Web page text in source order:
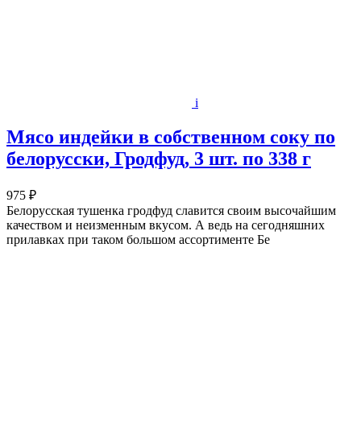
i
Мясо индейки в собственном соку по
белорусски, Гродфуд, 3 шт. по 338 г
975 ₽
Белорусская тушенка гродфуд славится своим высочайшим
качеством и неизменным вкусом. А ведь на сегодняшних
прилавках при таком большом ассортименте Бе